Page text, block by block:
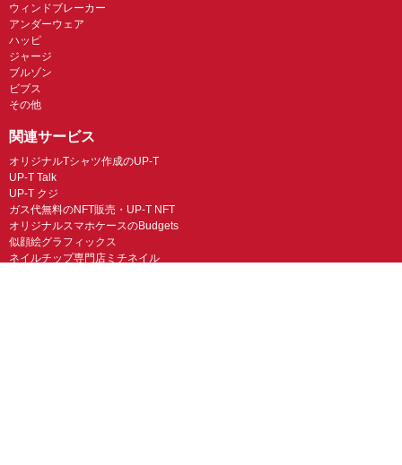
ウィンドブレーカー
アンダーウェア
ハッピ
ジャージ
ブルゾン
ビブス
その他
関連サービス
オリジナルTシャツ作成のUP-T
UP-T Talk
UP-T クジ
ガス代無料のNFT販売・UP-T NFT
オリジナルスマホケースのBudgets
似顔絵グラフィックス
ネイルチップ専門店ミチネイル